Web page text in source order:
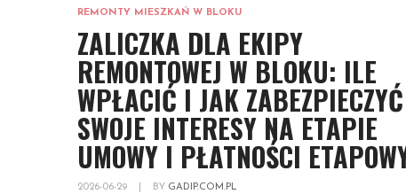
REMONTY MIESZKAŃ W BLOKU
ZALICZKA DLA EKIPY
REMONTOWEJ W BLOKU: ILE
WPŁACIĆ I JAK ZABEZPIECZYĆ
SWOJE INTERESY NA ETAPIE
UMOWY I PŁATNOŚCI
2026-06-29 BY GADIP.COM.PL